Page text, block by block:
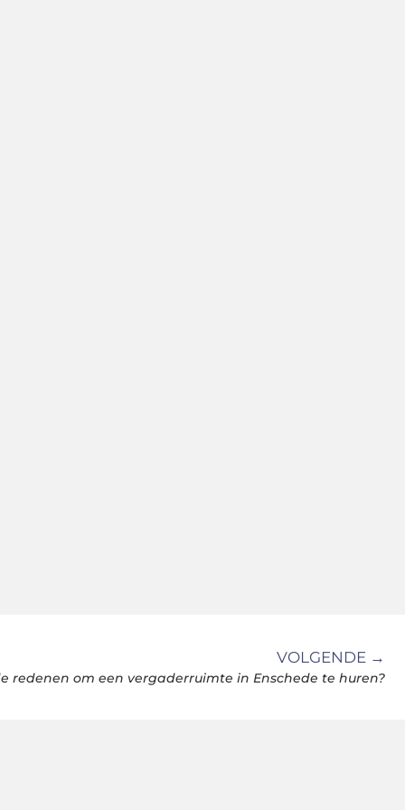
VOLGENDE →
redenen om een vergaderruimte in Enschede te huren?